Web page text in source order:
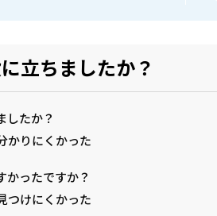
立ちましたか？
したか？
かりにくかった
かったですか？
つけにくかった